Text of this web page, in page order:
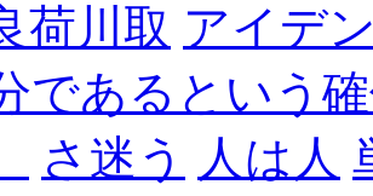
荷川取 アイデ
であるという
さ迷う 人は人